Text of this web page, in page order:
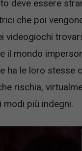
deve essere
che poi
videogiochi
il mondo
ha le loro stesse
rischia,
modi più indegni.